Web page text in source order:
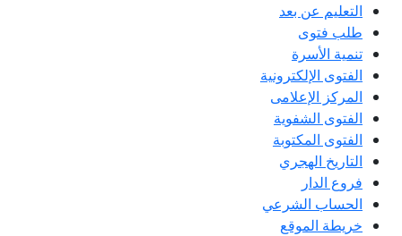
التعليم عن بعد
طلب فتوى
تنمية الأسرة
الفتوى الإلكترونية
المركز الإعلامى
الفتوى الشفوية
الفتوى المكتوبة
التاريخ الهجري
فروع الدار
الحساب الشرعي
خريطة الموقع